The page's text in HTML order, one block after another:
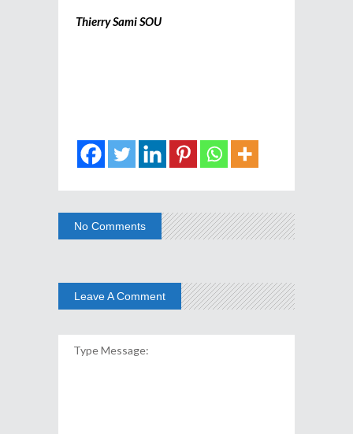
Thierry Sami SOU
No Comments
Leave A Comment